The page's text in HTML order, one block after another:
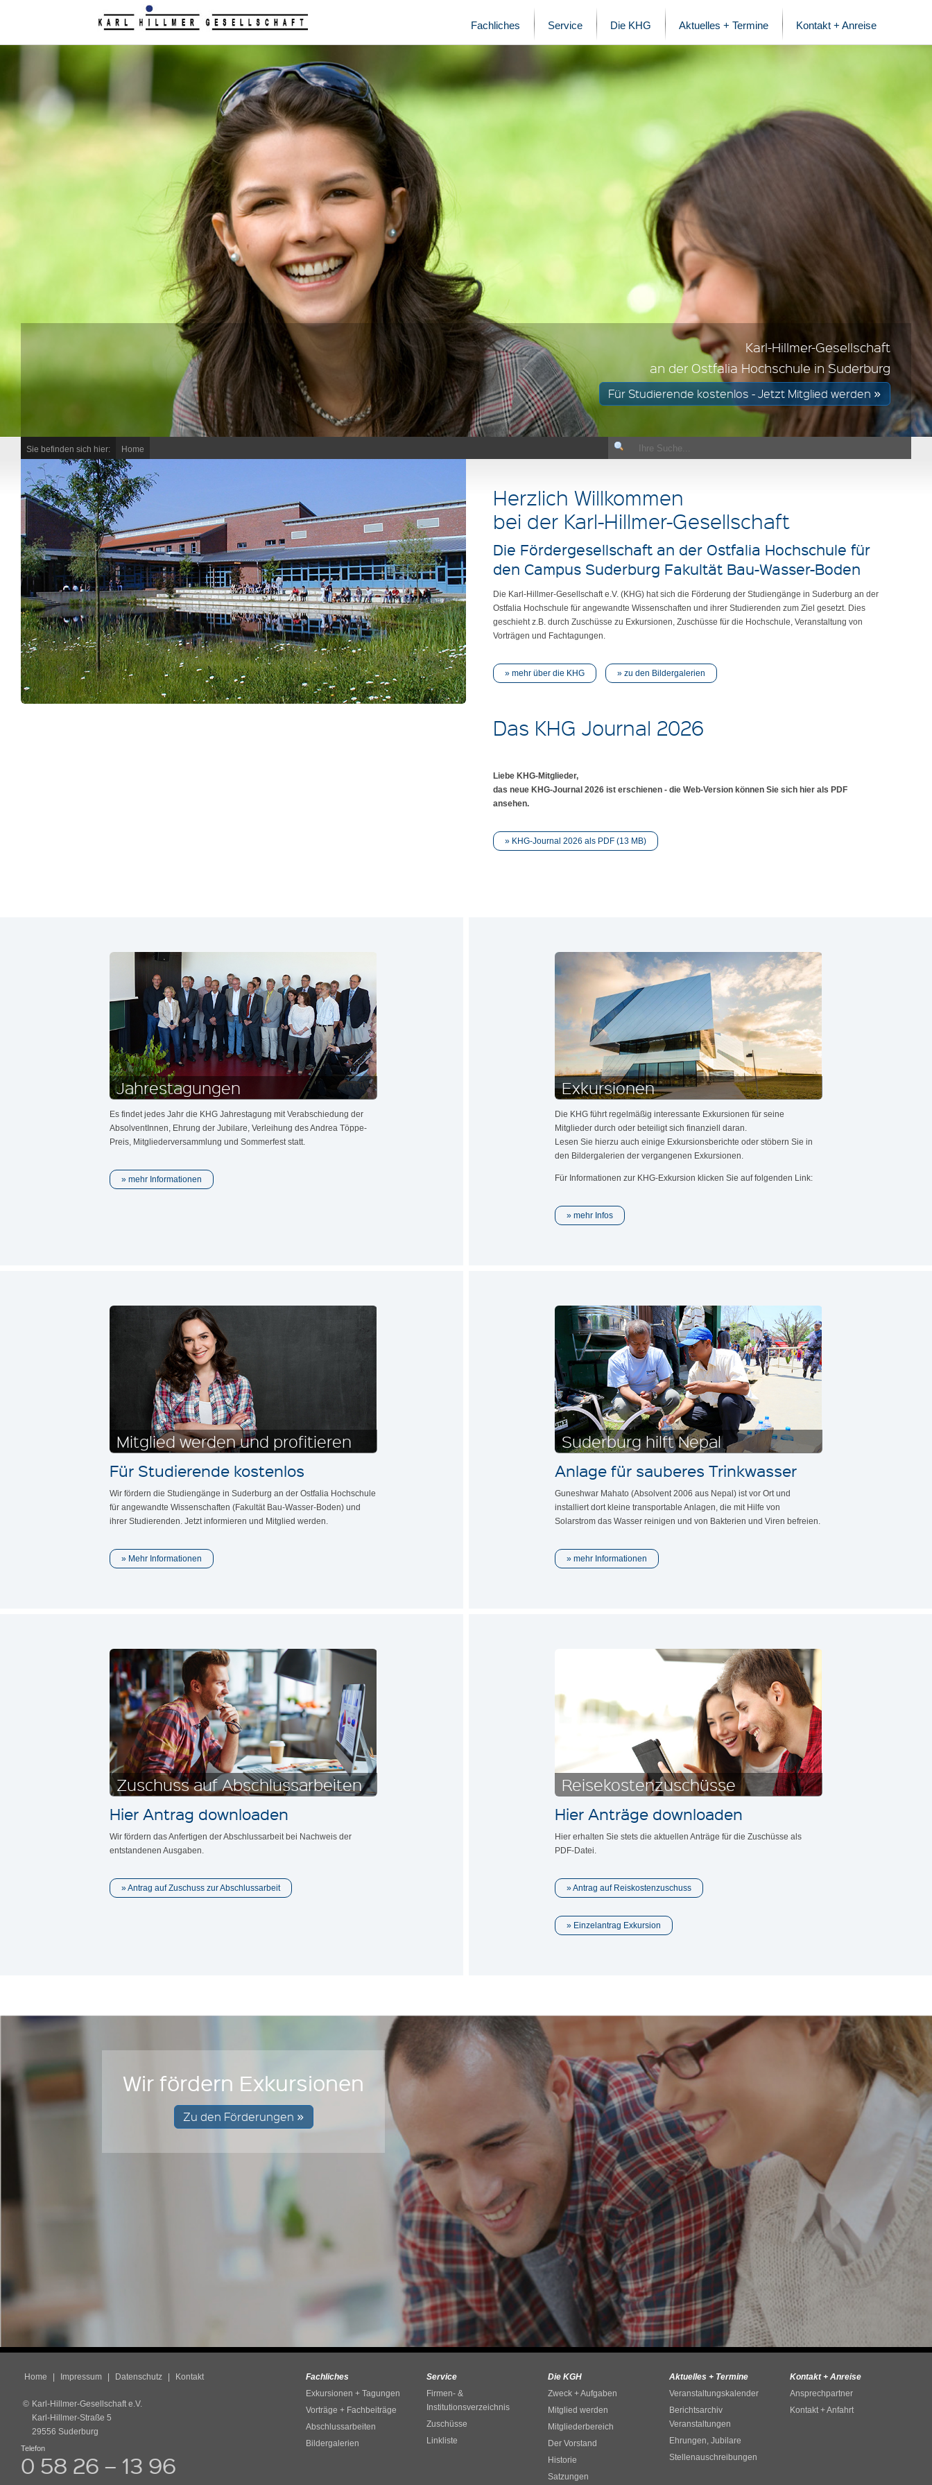
Fachliches Service Die KHG Aktuelles + Termine Kontakt + Anreise
Karl-Hillmer-Gesellschaft
an der Ostfalia Hochschule in Suderburg
Für Studierende kostenlos - Jetzt Mitglied werden
Karl-Hillmer-Gesellschaft
interessante Exkursionen und Fachtagungen
mehr Infos
Förderung der Studiengänge
in Suderburg an der Ostfalia Hochschule
Zu den Aufgaben der KHG
Sie befinden sich hier: Home
Herzlich Willkommen
bei der Karl-Hillmer-Gesellschaft
Die Fördergesellschaft an der Ostfalia Hochschule für
den Campus Suderburg Fakultät Bau-Wasser-Boden
Die Karl-Hillmer-Gesellschaft e.V. (KHG) hat sich die Förderung der Studiengänge in Suderburg an der
Ostfalia Hochschule für angewandte Wissenschaften und ihrer Studierenden zum Ziel gesetzt. Dies
geschieht z.B. durch Zuschüsse zu Exkursionen, Zuschüsse für die Hochschule, Veranstaltung von
Vorträgen und Fachtagungen.
mehr über die KHG zu den Bildergalerien
Das KHG Journal 2026
Liebe KHG-Mitglieder,
das neue KHG-Journal 2026 ist erschienen - die Web-Version können Sie sich hier als PDF
ansehen.
KHG-Journal 2026 als PDF (13 MB)
Jahrestagungen
Es findet jedes Jahr die KHG Jahrestagung mit Verabschiedung der
AbsolventInnen, Ehrung der Jubilare, Verleihung des Andrea Töppe-
Preis, Mitgliederversammlung und Sommerfest statt.
mehr Informationen
Exkursionen
Die KHG führt regelmäßig interessante Exkursionen für seine
Mitglieder durch oder beteiligt sich finanziell daran.
Lesen Sie hierzu auch einige Exkursionsberichte oder stöbern Sie in
den Bildergalerien der vergangenen Exkursionen.
Für Informationen zur KHG-Exkursion klicken Sie auf folgenden Link:
mehr Infos
Mitglied werden und profitieren
Für Studierende kostenlos
Wir fördern die Studiengänge in Suderburg an der Ostfalia Hochschule
für angewandte Wissenschaften (Fakultät Bau-Wasser-Boden) und
ihrer Studierenden. Jetzt informieren und Mitglied werden.
Mehr Informationen
Suderburg hilft Nepal
Anlage für sauberes Trinkwasser
Guneshwar Mahato (Absolvent 2006 aus Nepal) ist vor Ort und
installiert dort kleine transportable Anlagen, die mit Hilfe von
Solarstrom das Wasser reinigen und von Bakterien und Viren befreien.
mehr Informationen
Zuschuss auf Abschlussarbeiten
Hier Antrag downloaden
Wir fördern das Anfertigen der Abschlussarbeit bei Nachweis der
entstandenen Ausgaben.
Antrag auf Zuschuss zur Abschlussarbeit
Reisekostenzuschüsse
Hier Anträge downloaden
Hier erhalten Sie stets die aktuellen Anträge für die Zuschüsse als
PDF-Datei.
Antrag auf Reiskostenzuschuss
Einzelantrag Exkursion
Wir fördern Exkursionen
Zu den Förderungen
Home Impressum Datenschutz Kontakt
© Karl-Hillmer-Gesellschaft e.V.
Karl-Hillmer-Straße 5
29556 Suderburg
Telefon
0 58 26 – 13 96
Fachliches
Exkursionen + Tagungen
Vorträge + Fachbeiträge
Abschlussarbeiten
Bildergalerien
Service
Firmen- &
Institutionsverzeichnis
Zuschüsse
Linkliste
Die KGH
Zweck + Aufgaben
Mitglied werden
Mitgliederbereich
Der Vorstand
Historie
Satzungen
Aktuelles + Termine
Veranstaltungskalender
Berichtsarchiv
Veranstaltungen
Ehrungen, Jubilare
Stellenauschreibungen
Kontakt + Anreise
Ansprechpartner
Kontakt + Anfahrt